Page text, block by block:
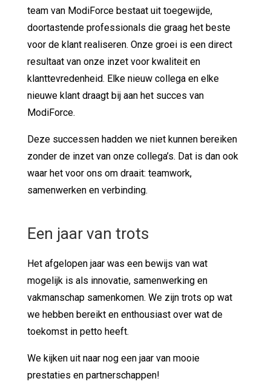
team van ModiForce bestaat uit toegewijde,
doortastende professionals die graag het beste
voor de klant realiseren. Onze groei is een direct
resultaat van onze inzet voor kwaliteit en
klanttevredenheid. Elke nieuw collega en elke
nieuwe klant draagt bij aan het succes van
ModiForce.
Deze successen hadden we niet kunnen bereiken
zonder de inzet van onze collega’s. Dat is dan ook
waar het voor ons om draait: teamwork,
samenwerken en verbinding.
Een jaar van trots
Het afgelopen jaar was een bewijs van wat
mogelijk is als innovatie, samenwerking en
vakmanschap samenkomen. We zijn trots op wat
we hebben bereikt en enthousiast over wat de
toekomst in petto heeft.
We kijken uit naar nog een jaar van mooie
prestaties en partnerschappen!